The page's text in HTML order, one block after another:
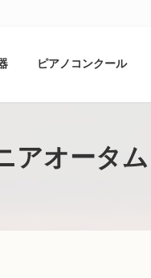
ピアノコンクール
アオータ